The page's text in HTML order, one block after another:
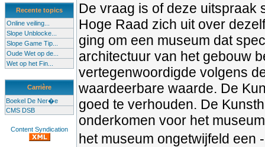
Recente topics
Online veiling...
Slope Unblocke...
Slope Game Tip...
Oude Wet op de...
Wet op het Fin...
Carrière
Boekel De Ner�e
CMS DSB
Content Syndication
De vraag is of deze uitspraak
Hoge Raad zich uit over
ging om een museum dat
architectuur van het gebouw
vertegenwoordigde volgens
waardeerbare waarde. De
goed te verhouden. De
onderkomen voor het
het museum ongetwijfeld